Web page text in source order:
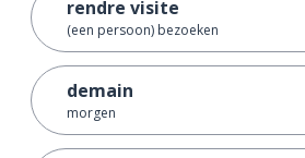
rendre visite
(een persoon) bezoeken
demain
morgen